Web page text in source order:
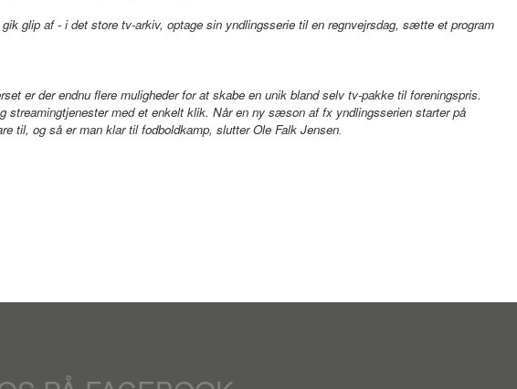
glip af - i det store tv-arkiv, optage sin yndlingsserie til en regnvejrsdag, sætte et program
er der endnu flere muligheder for at skabe en unik bland selv tv-pakke til foreningspris.
streamingtjenester med et enkelt klik. Når en ny sæson af fx yndlingsserien starter på
til, og så er man klar til fodboldkamp, slutter Ole Falk Jensen.